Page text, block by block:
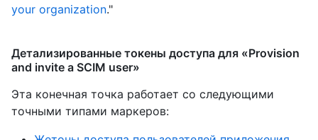
your organization."
Детализированные токены доступа для «Provision
and invite a SCIM user»
Эта конечная точка работает со следующими
точными типами маркеров: